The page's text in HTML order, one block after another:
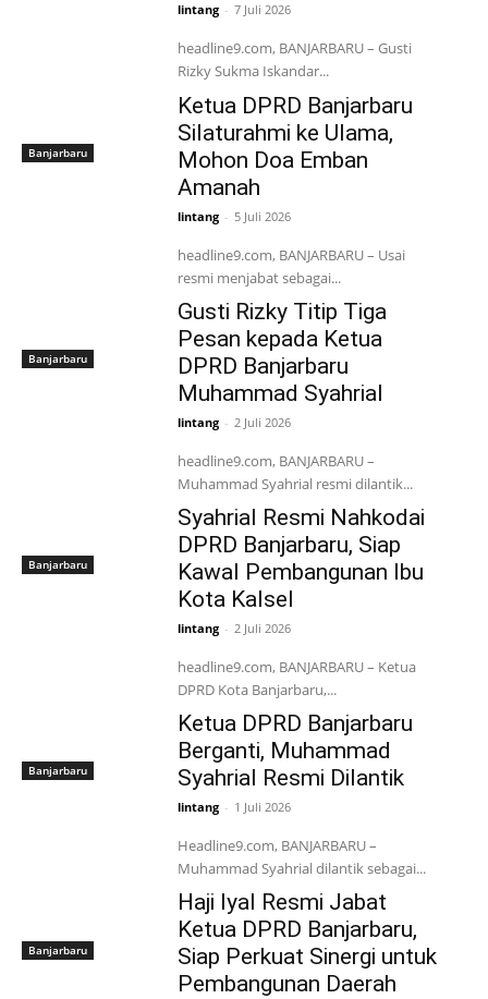
lintang - 7 Juli 2026
headline9.com, BANJARBARU – Gusti
Rizky Sukma Iskandar...
Banjarbaru
Ketua DPRD Banjarbaru
Silaturahmi ke Ulama,
Mohon Doa Emban
Amanah
lintang - 5 Juli 2026
headline9.com, BANJARBARU – Usai
resmi menjabat sebagai...
Banjarbaru
Gusti Rizky Titip Tiga
Pesan kepada Ketua
DPRD Banjarbaru
Muhammad Syahrial
lintang - 2 Juli 2026
headline9.com, BANJARBARU –
Muhammad Syahrial resmi dilantik...
Banjarbaru
Syahrial Resmi Nahkodai
DPRD Banjarbaru, Siap
Kawal Pembangunan Ibu
Kota Kalsel
lintang - 2 Juli 2026
headline9.com, BANJARBARU – Ketua
DPRD Kota Banjarbaru,...
Banjarbaru
Ketua DPRD Banjarbaru
Berganti, Muhammad
Syahrial Resmi Dilantik
lintang - 1 Juli 2026
Headline9.com, BANJARBARU –
Muhammad Syahrial dilantik sebagai...
Banjarbaru
Haji Iyal Resmi Jabat
Ketua DPRD Banjarbaru,
Siap Perkuat Sinergi untuk
Pembangunan Daerah